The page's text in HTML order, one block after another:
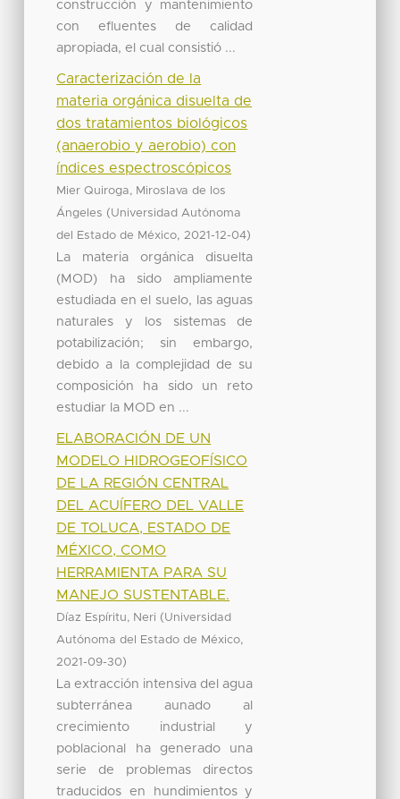
construcción y mantenimiento
con efluentes de calidad
apropiada, el cual consistió ...
Caracterización de la
materia orgánica disuelta de
dos tratamientos biológicos
(anaerobio y aerobio) con
índices espectroscópicos
Mier Quiroga, Miroslava de los
Ángeles (Universidad Autónoma
del Estado de México, 2021-12-04)
La materia orgánica disuelta
(MOD) ha sido ampliamente
estudiada en el suelo, las aguas
naturales y los sistemas de
potabilización; sin embargo,
debido a la complejidad de su
composición ha sido un reto
estudiar la MOD en ...
ELABORACIÓN DE UN
MODELO HIDROGEOFÍSICO
DE LA REGIÓN CENTRAL
DEL ACUÍFERO DEL VALLE
DE TOLUCA, ESTADO DE
MÉXICO, COMO
HERRAMIENTA PARA SU
MANEJO SUSTENTABLE.
Díaz Espíritu, Neri (Universidad
Autónoma del Estado de México,
2021-09-30)
La extracción intensiva del agua
subterránea aunado al
crecimiento industrial y
poblacional ha generado una
serie de problemas directos
traducidos en hundimientos y